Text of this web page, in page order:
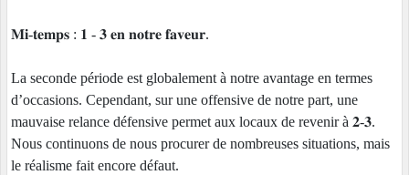
𝐌𝐢-𝐭𝐞𝐦𝐩𝐬 : 𝟏 - 𝟑 𝐞𝐧 𝐧𝐨𝐭𝐫𝐞 𝐟𝐚𝐯𝐞𝐮𝐫.
La seconde période est globalement à notre avantage en termes
d’occasions. Cependant, sur une offensive de notre part, une
mauvaise relance défensive permet aux locaux de revenir à 𝟐-𝟑.
Nous continuons de nous procurer de nombreuses situations, mais
le réalisme fait encore défaut.